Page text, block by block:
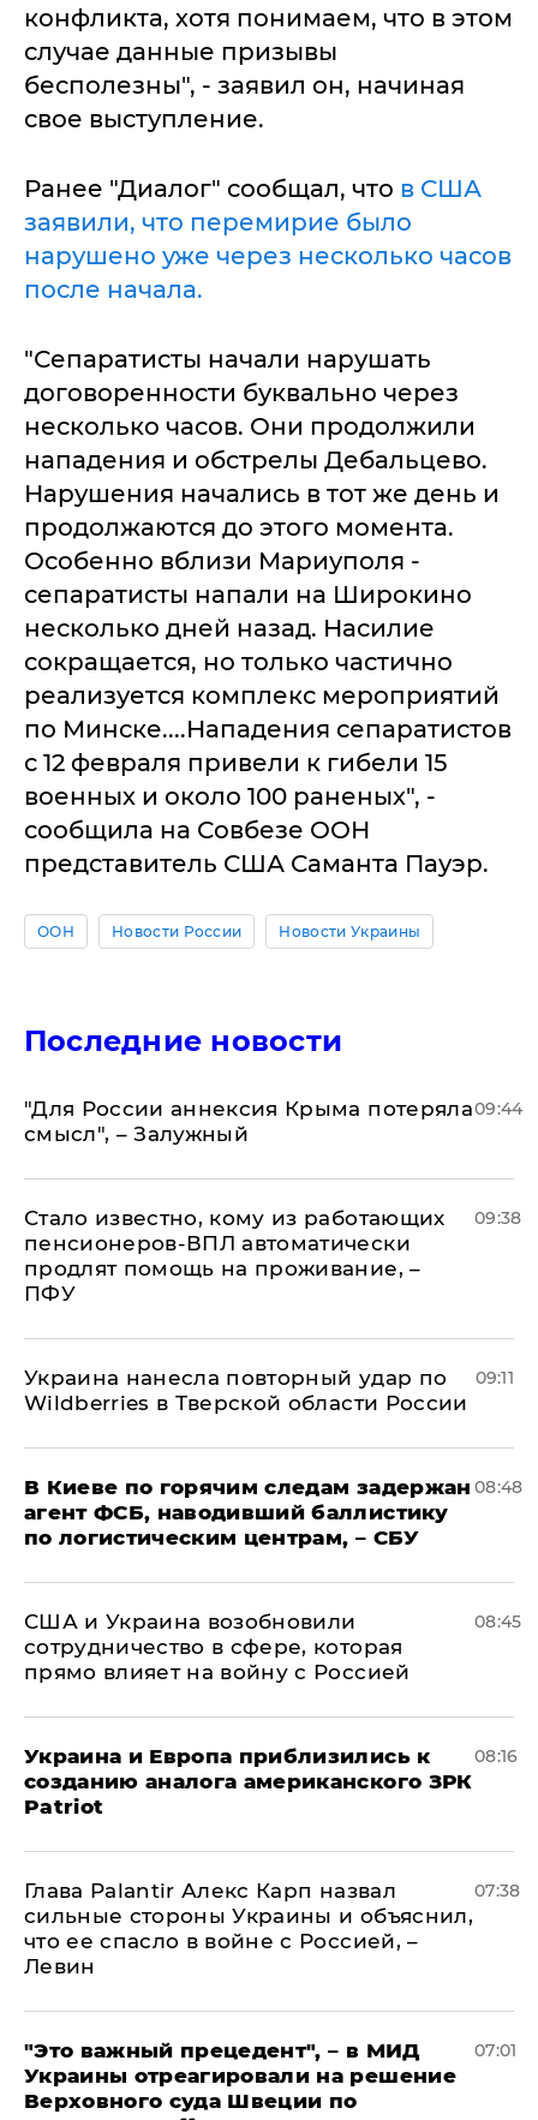
конфликта, хотя понимаем, что в этом
случае данные призывы
бесполезны", - заявил он, начиная
свое выступление.
Ранее "Диалог" сообщал, что в США
заявили, что перемирие было
нарушено уже через несколько часов
после начала.
"Сепаратисты начали нарушать
договоренности буквально через
несколько часов. Они продолжили
нападения и обстрелы Дебальцево.
Нарушения начались в тот же день и
продолжаются до этого момента.
Особенно вблизи Мариуполя -
сепаратисты напали на Широкино
несколько дней назад. Насилие
сокращается, но только частично
реализуется комплекс мероприятий
по Минске....Нападения сепаратистов
с 12 февраля привели к гибели 15
военных и около 100 раненых", -
сообщила на Совбезе ООН
представитель США Саманта Пауэр.
ООН Новости России Новости Украины
Последние новости
"Для России аннексия Крыма потеряла
смысл", – Залужный
09:44
Стало известно, кому из работающих
пенсионеров-ВПЛ автоматически
продлят помощь на проживание, –
ПФУ
09:38
Украина нанесла повторный удар по
Wildberries в Тверской области России
09:11
В Киеве по горячим следам задержан
агент ФСБ, наводивший баллистику
по логистическим центрам, – СБУ
08:48
США и Украина возобновили
сотрудничество в сфере, которая
прямо влияет на войну с Россией
08:45
Украина и Европа приблизились к
созданию аналога американского ЗРК
Patriot
08:16
Глава Palantir Алекс Карп назвал
сильные стороны Украины и объяснил,
что ее спасло в войне с Россией, –
Левин
07:38
"Это важный прецедент", – в МИД
Украины отреагировали на решение
Верховного суда Швеции по
07:01